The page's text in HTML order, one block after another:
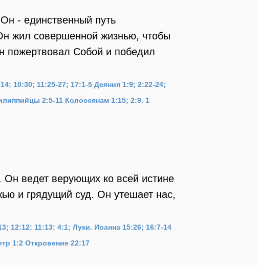
- единственный путь
жил совершенной жизнью, чтобы
пожертвовал Собой и победил
10:30; 11:25-27; 17:1-5 Деяния 1:9; 2:22-24;
2:5-11 Колоссянам 1:15; 2:9. 1
Он ведет верующих ко всей истине
и грядущий суд. Он утешает нас,
12:12; 11:13; 4:1; Луки. Иоанна 15:26; 16:7-14
1:2 Откровение 22:17